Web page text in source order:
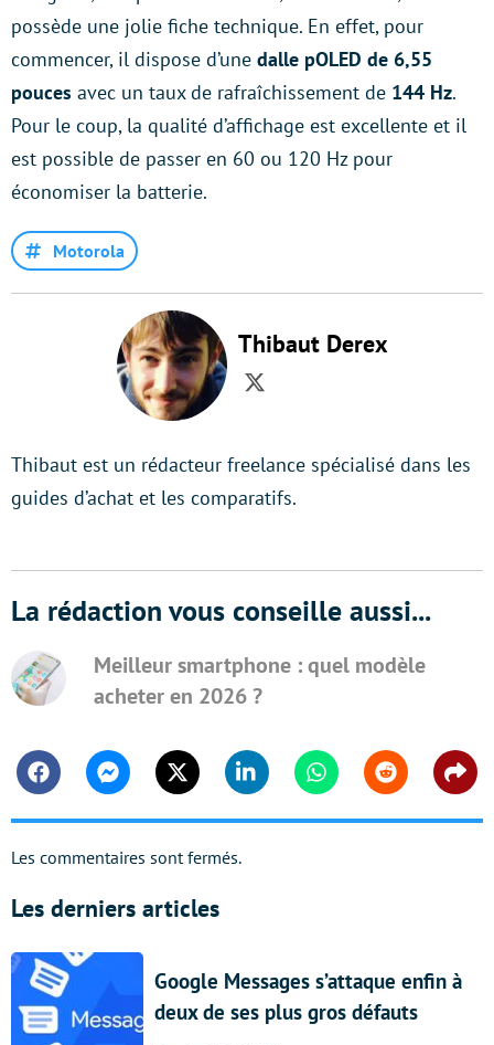
possède une jolie fiche technique. En effet, pour
commencer, il dispose d’une dalle pOLED de 6,55
pouces avec un taux de rafraîchissement de 144 Hz.
Pour le coup, la qualité d’affichage est excellente et il
est possible de passer en 60 ou 120 Hz pour
économiser la batterie.
Motorola
Thibaut Derex
Twitter
Thibaut est un rédacteur freelance spécialisé dans les
guides d’achat et les comparatifs.
La rédaction vous conseille aussi...
Meilleur smartphone : quel modèle
acheter en 2026 ?
FacebookMessengerTwitter Linkedin WhatsappReddit
Les commentaires sont fermés.
Les derniers articles
Google Messages s’attaque enfin à
deux de ses plus gros défauts